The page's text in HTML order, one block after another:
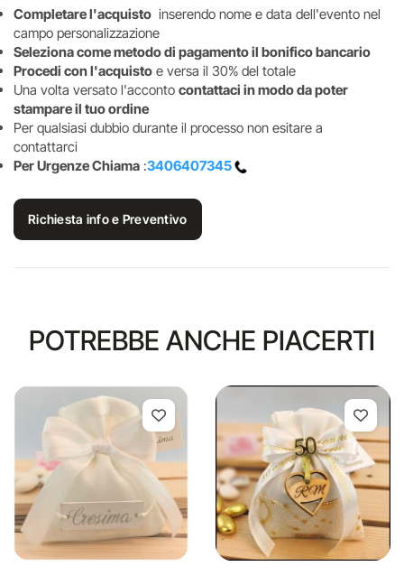
Completare l'acquisto inserendo nome e data dell'evento nel
campo personalizzazione
Seleziona come metodo di pagamento il bonifico bancario
Procedi con l'acquisto e versa il 30% del totale
Una volta versato l'acconto contattaci in modo da poter
stampare il tuo ordine
Per qualsiasi dubbio durante il processo non esitare a
contattarci
Per Urgenze Chiama :3406407345
Richiesta info e Preventivo
POTREBBE ANCHE PIACERTI